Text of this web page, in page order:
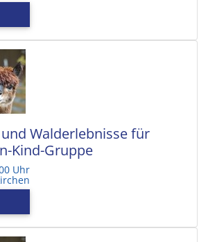
Walderlebnisse für
Kind-Gruppe
Uhr